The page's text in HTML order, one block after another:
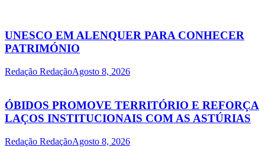
UNESCO EM ALENQUER PARA CONHECER
PATRIMÓNIO
Redação RedaçãoAgosto 8, 2026
ÓBIDOS PROMOVE TERRITÓRIO E REFORÇA
LAÇOS INSTITUCIONAIS COM AS ASTÚRIAS
Redação RedaçãoAgosto 8, 2026